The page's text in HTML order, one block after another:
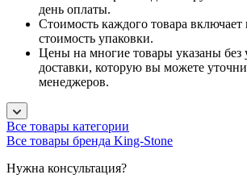
день оплаты.
Стоимость каждого товара включает
стоимость упаковки.
Цены на многие товары указаны без
доставки, которую вы можете
менеджеров.
Все товары категории
Все товары бренда King-Stone
Нужна консультация?